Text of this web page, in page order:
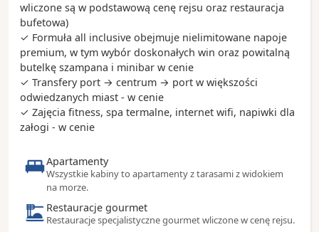
Ciekawostki:
- w każdą niedzielę, o godzinie 11, na Placu
Syntagma odbywa się uroczysta zmiana warty
- stadion Panateński (Panathinaiko) został w całości
zbudowany z marmuru - to właśnie tu odbyły się
pierwsze nowożytne Igrzyska Olimpijskie w 1896
roku
- w Atenach istnieje obostrzenie co wysokości
Akropol z każdego miejsca w mieście
- Brettos to barwna knajpka znajdująca się w samym
centrum Plaki
wliczone są w podstawową cenę rejsu oraz restauracja
bufetowa)
✓ Formuła all inclusive obejmuje nielimitowane napoje
premium, w tym wybór doskonałych win oraz powitalną
butelkę szampana i minibar w cenie
✓ Transfery port → centrum → port w większości
odwiedzanych miast - w cenie
✓ Zajęcia fitness, spa termalne, internet wifi, napiwki dla
załogi - w cenie
Apartamenty
Wszystkie kabiny to apartamenty z tarasami z widokiem
na morze.
Restauracje gourmet
Restauracje specjalistyczne gourmet wliczone w cenę rejsu.